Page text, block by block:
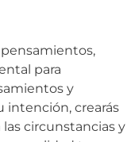
para
y
intención, crearás
circunstancias y